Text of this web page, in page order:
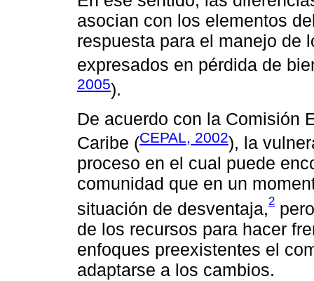
asocian con los elementos
respuesta para el manejo de
expresados en pérdida de
2005).
De acuerdo con la Comisión
Caribe (CEPAL, 2002), la
proceso en el cual puede
comunidad que en un
situación de desventaja,2
de los recursos para hacer
enfoques preexistentes el
adaptarse a los cambios.